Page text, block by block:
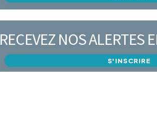
RECEVEZ NOS ALERTES
S'INSCRIRE